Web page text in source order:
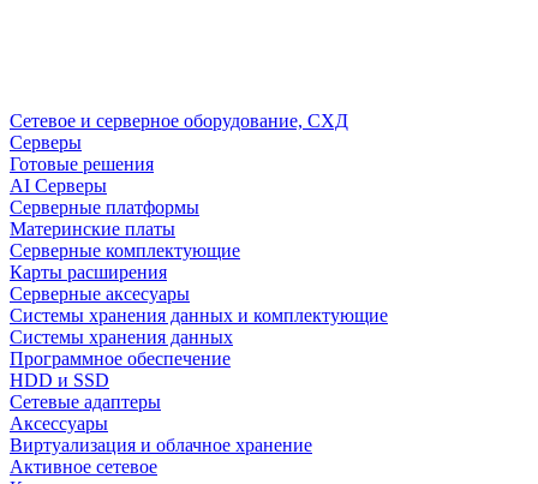
Сетевое и серверное оборудование, СХД
Cерверы
Готовые решения
AI Серверы
Серверные платформы
Материнские платы
Серверные комплектующие
Карты расширения
Серверные аксесуары
Системы хранения данных и комплектующие
Системы хранения данных
Программное обеспечение
HDD и SSD
Сетевые адаптеры
Аксессуары
Виртуализация и облачное хранение
Активное сетевое